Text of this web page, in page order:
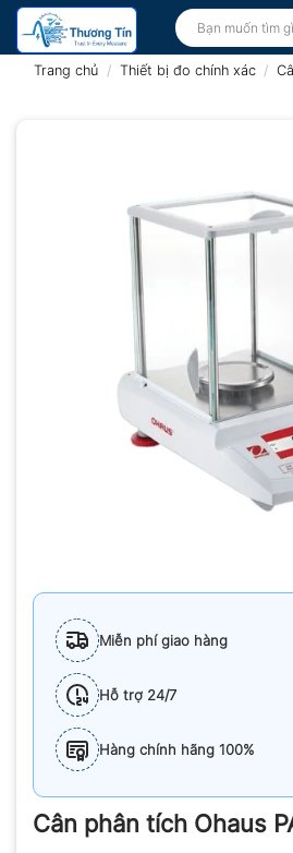
Bỏ
qua
Tìm
kiếm:
Trang chủ / Thiết bị đo chính xác /
Miễn phí giao hàng
Hỗ trợ 24/7
Hàng chính hãng 100%
Cân phân tích Ohaus